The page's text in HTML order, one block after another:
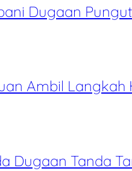
Dugaan
Ambil
Dugaan Tanda